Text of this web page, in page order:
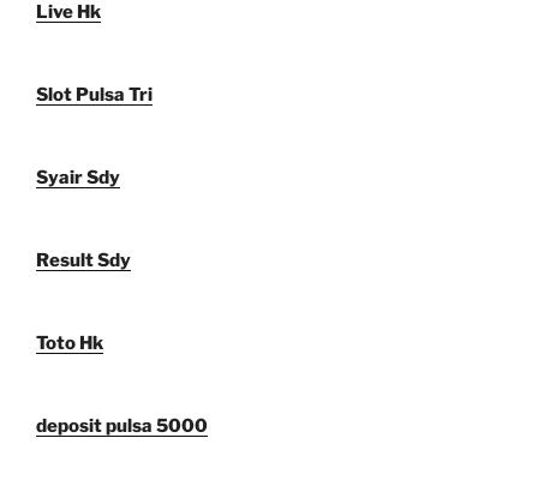
Live Hk
Slot Pulsa Tri
Syair Sdy
Result Sdy
Toto Hk
deposit pulsa 5000